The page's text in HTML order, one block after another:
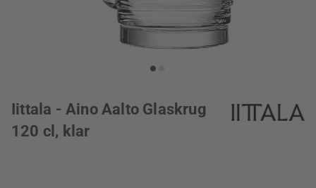
Iittala - Aino Aalto Glaskrug
120 cl, klar